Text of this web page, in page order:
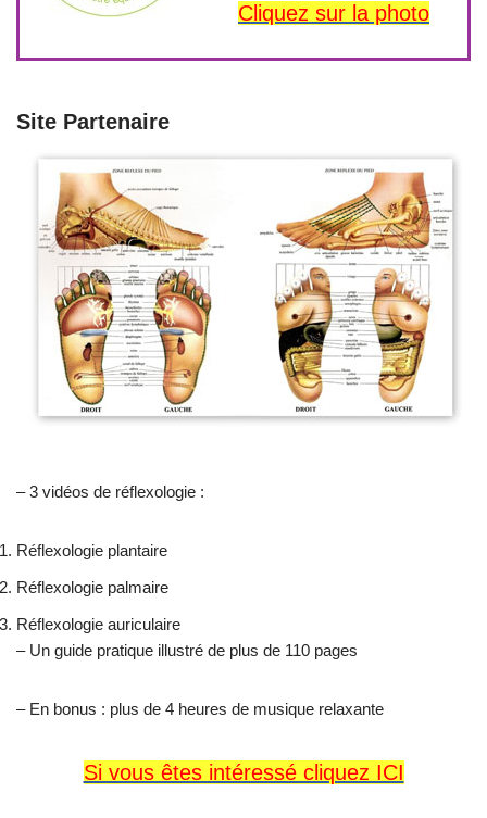
Cliquez sur la photo
Site Partenaire
– 3 vidéos de réflexologie :
Réflexologie plantaire
Réflexologie palmaire
Réflexologie auriculaire
– Un guide pratique illustré de plus de 110 pages
– En bonus : plus de 4 heures de musique relaxante
Si vous êtes intéressé cliquez ICI